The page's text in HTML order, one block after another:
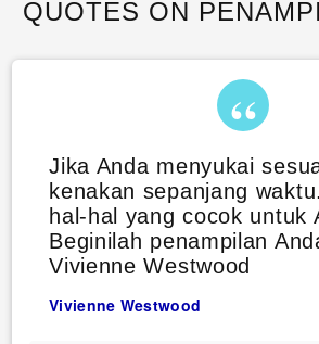
QUOTES ON
Jika Anda menyukai
kenakan sepanjang
hal-hal yang cocok untuk
Beginilah penampilan
Vivienne Westwood
Vivienne Westwood